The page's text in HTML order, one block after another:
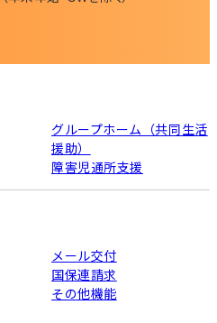
グループホーム（共同生活
援助）
障害児通所支援
メール交付
国保連請求
その他機能